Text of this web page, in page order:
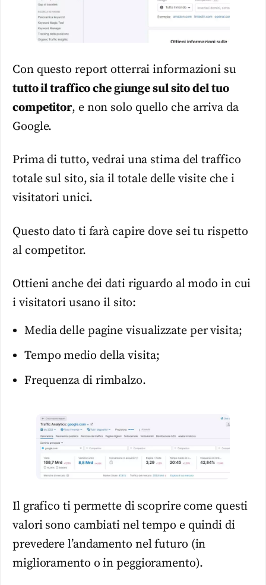
Con questo report otterrai informazioni su
tutto il traffico che giunge sul sito del tuo
competitor, e non solo quello che arriva da
Google.
Prima di tutto, vedrai una stima del traffico
totale sul sito, sia il totale delle visite che i
visitatori unici.
Questo dato ti farà capire dove sei tu rispetto
al competitor.
Ottieni anche dei dati riguardo al modo in cui
i visitatori usano il sito:
Media delle pagine visualizzate per visita;
Tempo medio della visita;
Frequenza di rimbalzo.
Il grafico ti permette di scoprire come questi
valori sono cambiati nel tempo e quindi di
prevedere l’andamento nel futuro (in
miglioramento o in peggioramento).